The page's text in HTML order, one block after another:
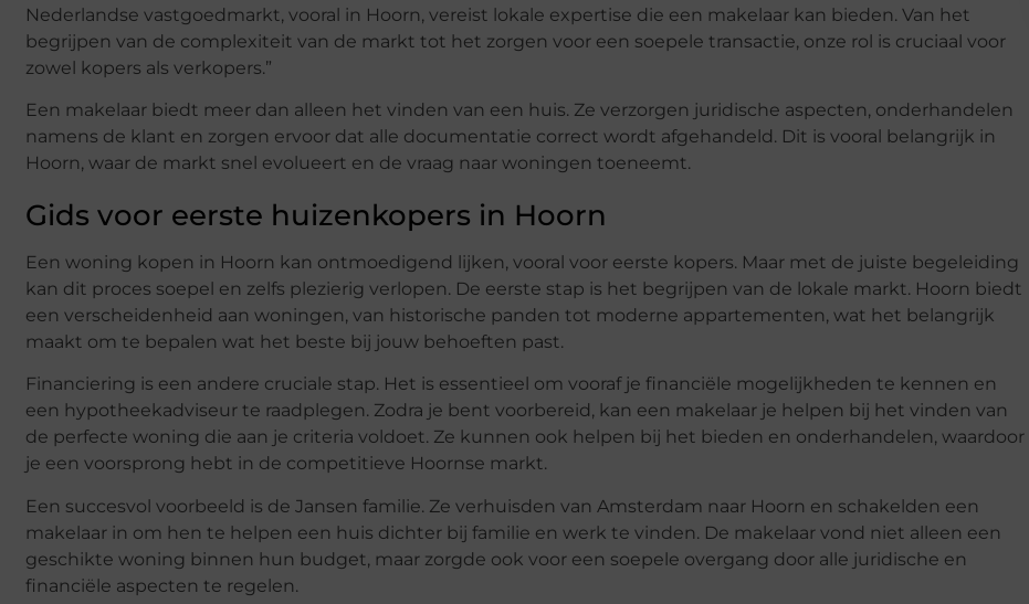
Nederlandse vastgoedmarkt, vooral in Hoorn, vereist lokale expertise die een makelaar kan bieden. Van het
begrijpen van de complexiteit van de markt tot het zorgen voor een soepele transactie, onze rol is cruciaal voor
zowel kopers als verkopers.”
Een makelaar biedt meer dan alleen het vinden van een huis. Ze verzorgen juridische aspecten, onderhandelen
namens de klant en zorgen ervoor dat alle documentatie correct wordt afgehandeld. Dit is vooral belangrijk in
Hoorn, waar de markt snel evolueert en de vraag naar woningen toeneemt.
Gids voor eerste huizenkopers in Hoorn
Een woning kopen in Hoorn kan ontmoedigend lijken, vooral voor eerste kopers. Maar met de juiste begeleiding
kan dit proces soepel en zelfs plezierig verlopen. De eerste stap is het begrijpen van de lokale markt. Hoorn biedt
een verscheidenheid aan woningen, van historische panden tot moderne appartementen, wat het belangrijk
maakt om te bepalen wat het beste bij jouw behoeften past.
Financiering is een andere cruciale stap. Het is essentieel om vooraf je financiële mogelijkheden te kennen en
een hypotheekadviseur te raadplegen. Zodra je bent voorbereid, kan een makelaar je helpen bij het vinden van
de perfecte woning die aan je criteria voldoet. Ze kunnen ook helpen bij het bieden en onderhandelen, waardoor
je een voorsprong hebt in de competitieve Hoornse markt.
Een succesvol voorbeeld is de Jansen familie. Ze verhuisden van Amsterdam naar Hoorn en schakelden een
makelaar in om hen te helpen een huis dichter bij familie en werk te vinden. De makelaar vond niet alleen een
geschikte woning binnen hun budget, maar zorgde ook voor een soepele overgang door alle juridische en
financiële aspecten te regelen.